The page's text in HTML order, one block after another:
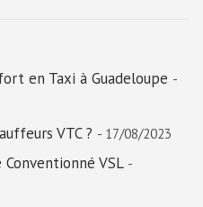
en Taxi à Guadeloupe -
VTC ? - 17/08/2023
VSL -